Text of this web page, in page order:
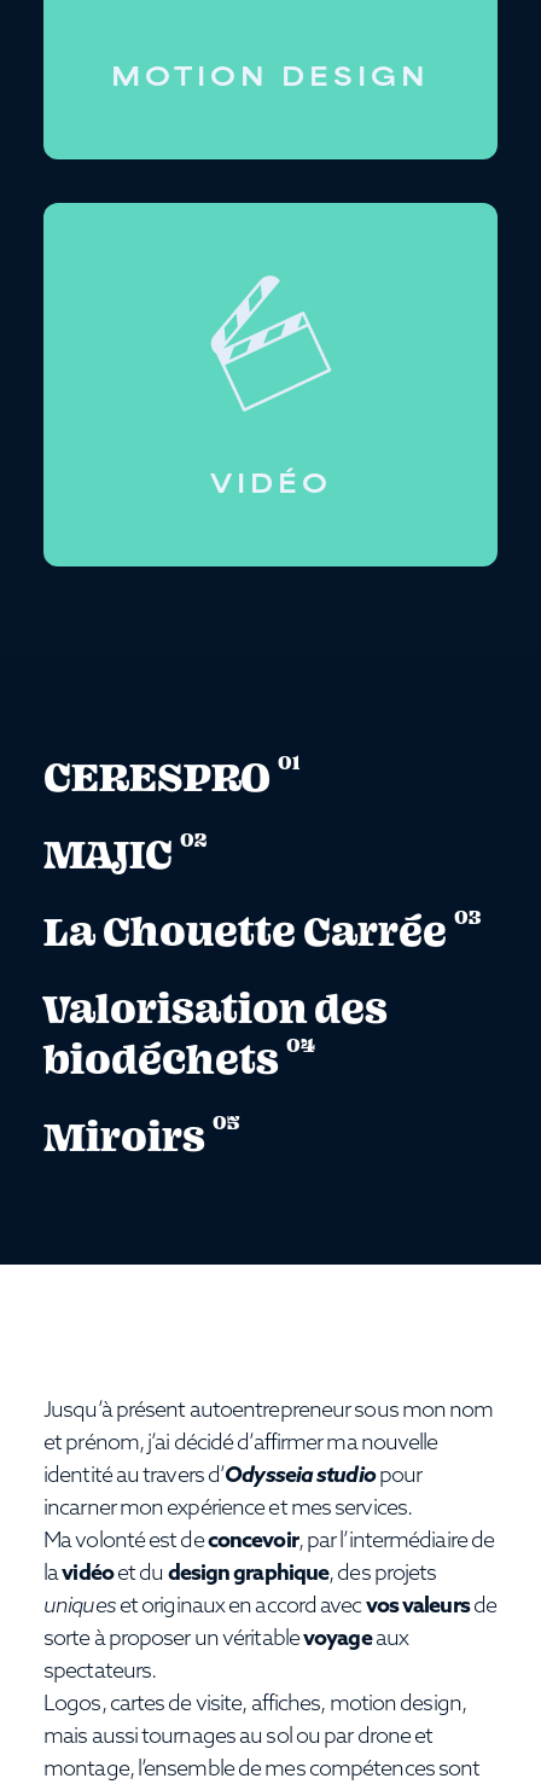
MOTION DESIGN
VIDÉO
CERESPRO 01
MAJIC 02
La Chouette Carrée 03
Valorisation des
biodéchets 04
Miroirs 05
Jusqu’à présent autoentrepreneur sous mon nom
et prénom, j’ai décidé d’affirmer ma nouvelle
identité au travers d’Odysseia studiopour
incarner mon expérience et mes services.
Ma volonté est deconcevoir, par l’intermédiaire de
lavidéoet du design graphique, des projets
uniqueset originaux en accord avecvos valeursde
sorte à proposer un véritablevoyageaux
spectateurs.
Logos, cartes de visite, affiches, motion design,
mais aussi tournages au sol ou par drone et
montage, l’ensemble de mes compétences sont